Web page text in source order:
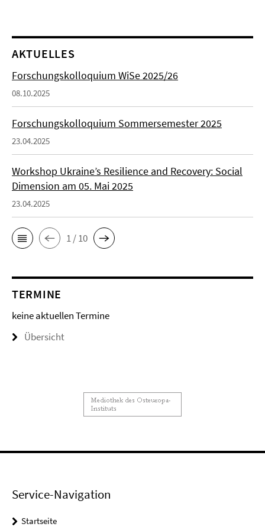
AKTUELLES
Forschungskolloquium WiSe 2025/26
08.10.2025
Forschungskolloquium Sommersemester 2025
23.04.2025
Workshop Ukraine’s Resilience and Recovery: Social
Dimension am 05. Mai 2025
23.04.2025
1 / 10
TERMINE
keine aktuellen Termine
Übersicht
Service-Navigation
Startseite